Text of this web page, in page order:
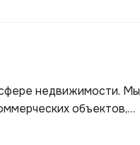
недвижимости. Мы
объектов,
Наша команда